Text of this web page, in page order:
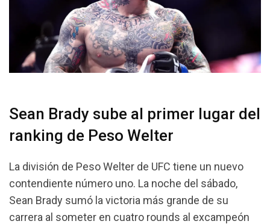
Sean Brady sube al primer lugar del
ranking de Peso Welter
La división de Peso Welter de UFC tiene un nuevo
contendiente número uno. La noche del sábado,
Sean Brady sumó la victoria más grande de su
carrera al someter en cuatro rounds al excampeón